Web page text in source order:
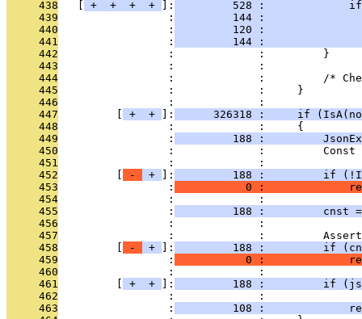
     438
+ + + + ]:
528 :
     439
                 :
144 :
     440
                 :
120 :
     441
                 :
144 :
     442
                 :             :         }
     443
                 :             :
     444
:             :         /*
     445
                 :             :     }
     446
                 :             :
     447
+ + ]:
326318 :     if
     448
                 :             :     {
     449
                 :
188 :
     450
:             :         Const
     451
                 :             :
     452
- + ]:
188 :         if
     453
                 :
0 :
     454
                 :             :
     455
                 :
188 :         cnst
     456
                 :             :
     457
:             :
     458
- + ]:
188 :         if
     459
                 :
0 :
     460
                 :             :
     461
+ + ]:
188 :         if
     462
:             :
     463
                 :
108 :